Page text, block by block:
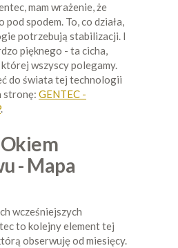
mam wrażenie, że
pod spodem. To, co działa,
potrzebują stabilizacji. I
pięknego - ta cicha,
wszyscy polegamy.
do świata tej technologii
stronę: GENTEC -
.
- Mapa
wcześniejszych
to kolejny element tej
obserwuję od miesięcy.